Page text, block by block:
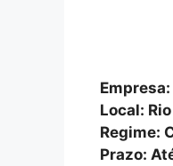
Local:
Regime:
Prazo: